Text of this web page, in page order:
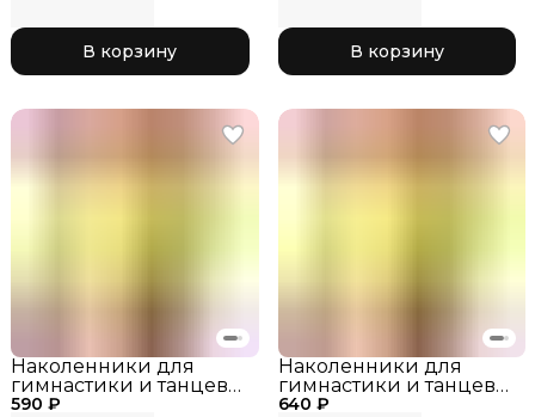
В корзину В корзину
590 ₽
Наколенники для
гимнастики и танцев
INDIGO SM-113 Желтый,
640 ₽
Наколенники для
гимнастики и танцев
INDIGO SM-113 Желтый,